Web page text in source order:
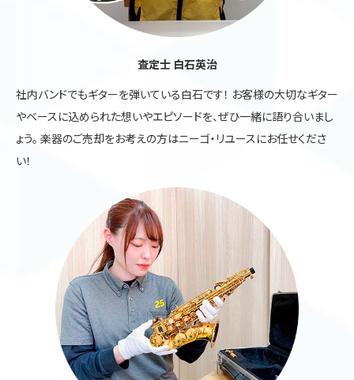
査定士 白石英治
社内バンドでもギターを弾いている白石です！ お客様の大切なギター
やベースに込められた想いやエピソードを、ぜひ一緒に語り合いまし
ょう。 楽器のご売却をお考えの方はニーゴ・リユースにお任せくださ
い！